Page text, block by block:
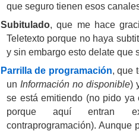
que seguro tienen esos
Subitulado, que me hace
Teletexto porque no haya
y sin embargo esto delate que
Parrilla de programación, que
un Información no disponible)
se está emitiendo (no pido
porque aquí entran
contraprogramación). Aunque